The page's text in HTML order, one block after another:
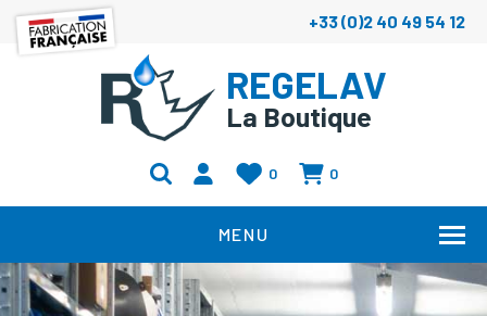
+33 (0)2 40 49 54 12
REGELAV
La Boutique
0 0
MENU